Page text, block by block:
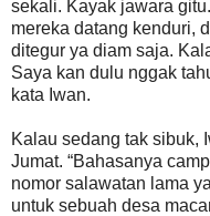
sekali. Kayak jawara
mereka datang kenduri,
ditegur ya diam saja.
Saya kan dulu nggak
kata Iwan.
Kalau sedang tak sibuk,
Jumat. “Bahasanya
nomor salawatan lama
untuk sebuah desa